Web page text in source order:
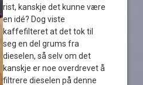
rist, kanskje det kunne være
en idé? Dog viste
kaffefilteret at det tok til
seg en del grums fra
dieselen, så selv om det
kanskje er noe overdrevet å
filtrere dieselen på denne